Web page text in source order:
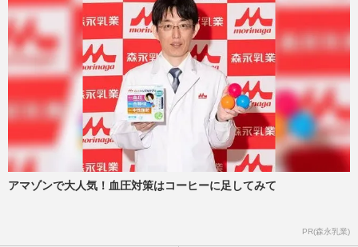
アマゾンで大人気！血圧対策はコーヒーに足してみて
PR(森永乳業)